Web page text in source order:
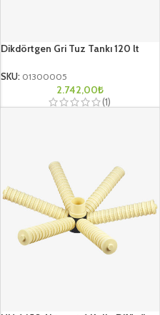
Dikdörtgen Gri Tuz Tankı 120 lt
SKU: 01300005
2.742,00₺
(1)